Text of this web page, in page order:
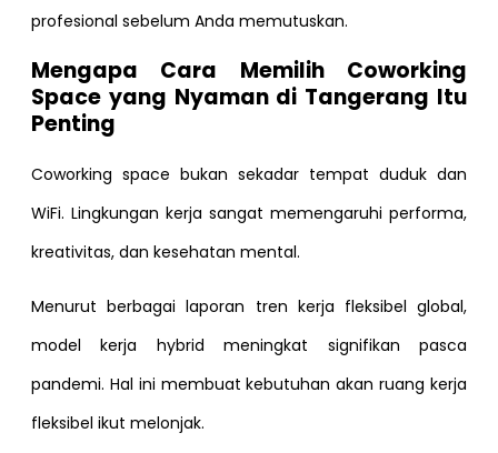
profesional sebelum Anda memutuskan.
Mengapa Cara Memilih Coworking
Space yang Nyaman di Tangerang Itu
Penting
Coworking space bukan sekadar tempat duduk dan
WiFi. Lingkungan kerja sangat memengaruhi performa,
kreativitas, dan kesehatan mental.
Menurut berbagai laporan tren kerja fleksibel global,
model kerja hybrid meningkat signifikan pasca
pandemi. Hal ini membuat kebutuhan akan ruang kerja
fleksibel ikut melonjak.